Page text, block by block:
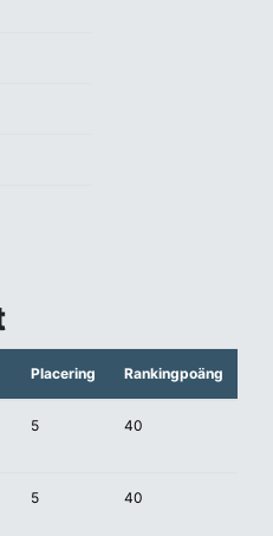
Placering Rankingpoäng
5 40
5 40